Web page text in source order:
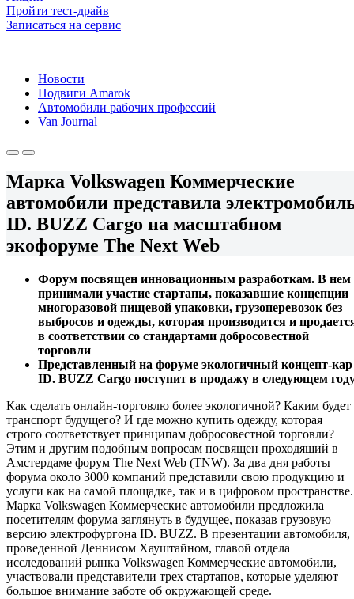
Пройти тест-драйв
Записаться на сервис
Новости
Подвиги Amarok
Автомобили рабочих профессий
Van Journal
Марка Volkswagen Коммерческие
автомобили представила
ID. BUZZ Cargo на масштабном
экофоруме The Next Web
Форум посвящен инновационным разработкам. В нем
принимали участие стартапы, показавшие концепции
многоразовой пищевой упаковки, грузоперевозок без
выбросов и одежды, которая производится и
в соответствии со стандартами добросовестной
торговли
Представленный на форуме экологичный концепт-кар
ID. BUZZ Cargo поступит в продажу в следующем
Как сделать онлайн-торговлю более экологичной? Каким будет
транспорт будущего? И где можно купить одежду, которая
строго соответствует принципам добросовестной торговли?
Этим и другим подобным вопросам посвящен проходящий в
Амстердаме форум The Next Web (TNW). За два дня работы
форума около 3000 компаний представили свою продукцию и
услуги как на самой площадке, так и в цифровом пространстве.
Марка Volkswagen Коммерческие автомобили предложила
посетителям форума заглянуть в будущее, показав грузовую
версию электрофургона ID. BUZZ. В презентации автомобиля,
проведенной Деннисом Хауштайном, главой отдела
исследований рынка Volkswagen Коммерческие автомобили,
участвовали представители трех стартапов, которые уделяют
большое внимание заботе об окружающей среде.